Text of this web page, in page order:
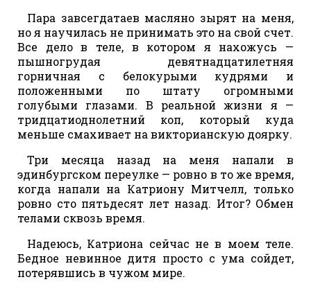
Пара завсегдатаев масляно зырят на меня,
но я научилась не принимать это на свой счет.
Все дело в теле, в котором я нахожусь —
пышногрудая девятнадцатилетняя
горничная с белокурыми кудрями и
положенными по штату огромными
голубыми глазами. В реальной жизни я —
тридцатиоднолетний коп, который куда
меньше смахивает на викторианскую доярку.
Три месяца назад на меня напали в
эдинбургском переулке — ровно в то же время,
когда напали на Катриону Митчелл, только
ровно сто пятьдесят лет назад. Итог? Обмен
телами сквозь время.
Надеюсь, Катриона сейчас не в моем теле.
Бедное невинное дитя просто с ума сойдет,
потерявшись в чужом мире.